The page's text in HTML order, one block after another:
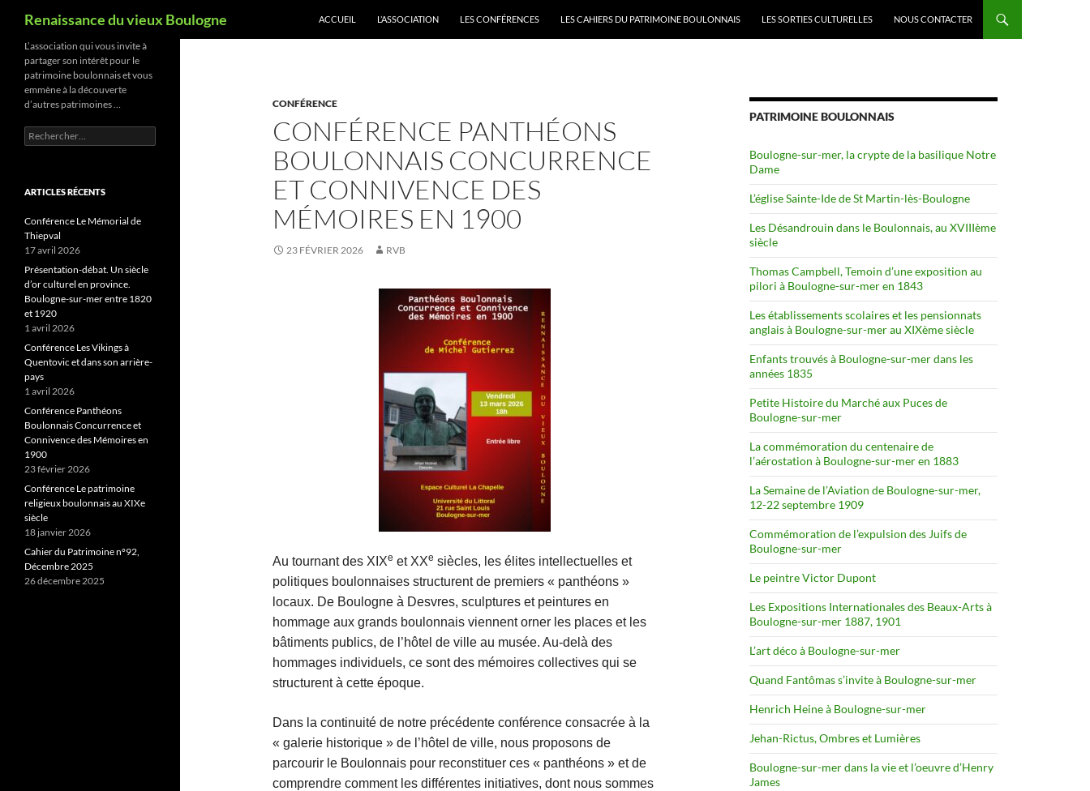
Aller
contenu
Renaissance du vieux Boulogne ACCUEIL L’ASSOCIATION LES CONFÉRENCES LES CAHIERS DU PATRIMOINE BOULONNAIS LES SORTIES CULTURELLES NOUS CONTACTER
CONFÉRENCE
CONFÉRENCE PANTHÉONS
BOULONNAIS CONCURRENCE
ET CONNIVENCE DES
MÉMOIRES EN 1900
23 FÉVRIER 2026 RVB
Au tournant des XIXe et XXe siècles, les élites intellectuelles et
politiques boulonnaises structurent de premiers « panthéons »
locaux. De Boulogne à Desvres, sculptures et peintures en
hommage aux grands boulonnais viennent orner les places et les
bâtiments publics, de l’hôtel de ville au musée. Au-delà des
hommages individuels, ce sont des mémoires collectives qui se
structurent à cette époque.
Dans la continuité de notre précédente conférence consacrée à la
« galerie historique » de l’hôtel de ville, nous proposons de
parcourir le Boulonnais pour reconstituer ces « panthéons » et de
comprendre comment les différentes initiatives, dont nous sommes
PATRIMOINE BOULONNAIS
Boulogne-sur-mer, la crypte de la basilique Notre
Dame
L’église Sainte-Ide de St Martin-lès-Boulogne
Les Désandrouin dans le Boulonnais, au XVIIIème
siècle
Thomas Campbell, Temoin d’une exposition au
pilori à Boulogne-sur-mer en 1843
Les établissements scolaires et les pensionnats
anglais à Boulogne-sur-mer au XIXème siècle
Enfants trouvés à Boulogne-sur-mer dans les
années 1835
Petite Histoire du Marché aux Puces de
Boulogne-sur-mer
La commémoration du centenaire de
l’aérostation à Boulogne-sur-mer en 1883
La Semaine de l’Aviation de Boulogne-sur-mer,
12-22 septembre 1909
Commémoration de l’expulsion des Juifs de
Boulogne-sur-mer
Le peintre Victor Dupont
Les Expositions Internationales des Beaux-Arts à
Boulogne-sur-mer 1887, 1901
L’art déco à Boulogne-sur-mer
Quand Fantômas s’invite à Boulogne-sur-mer
Henrich Heine à Boulogne-sur-mer
Jehan-Rictus, Ombres et Lumières
Boulogne-sur-mer dans la vie et l’oeuvre d’Henry
James
L’association qui vous invite à
partager son intérêt pour le
patrimoine boulonnais et vous
emmène à la découverte
d’autres patrimoines …
Rechercher :
ARTICLES RÉCENTS
Conférence Le Mémorial de
Thiepval
17 avril 2026
Présentation-débat. Un siècle
d’or culturel en province.
Boulogne-sur-mer entre 1820
et 1920
1 avril 2026
Conférence Les Vikings à
Quentovic et dans son arrière-
pays
1 avril 2026
Conférence Panthéons
Boulonnais Concurrence et
Connivence des Mémoires en
1900
23 février 2026
Conférence Le patrimoine
religieux boulonnais au XIXe
siècle
18 janvier 2026
Cahier du Patrimoine n°92,
Décembre 2025
26 décembre 2025